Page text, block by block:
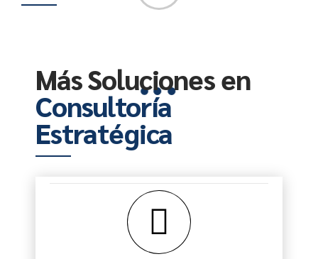
Más Soluciones en
Consultoría
Estratégica